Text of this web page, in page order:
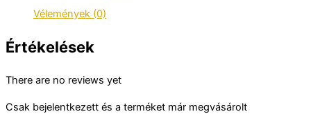
mennyiség
Vélemények (0)
Értékelések
There are no reviews yet
Csak bejelentkezett és a terméket már megvásárolt